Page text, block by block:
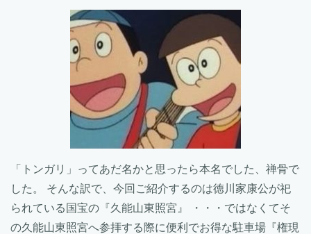
「トンガリ」ってあだ名かと思ったら本名でした、禅骨で
した。 そんな訳で、今回ご紹介するのは徳川家康公が祀
られている国宝の『久能山東照宮』 ・・・ではなくてそ
の久能山東照宮へ参拝する際に便利でお得な駐車場『権現